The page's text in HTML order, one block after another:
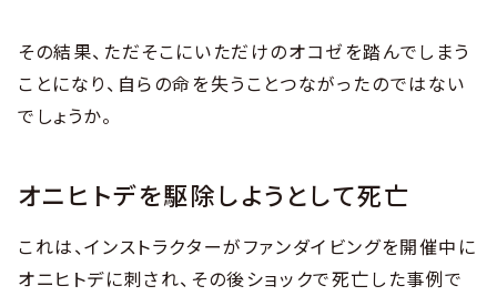
その結果、ただそこにいただけのオコゼを踏んでしまう
ことになり、自らの命を失うことつながったのではない
でしょうか。
オニヒトデを駆除しようとして死亡
これは、インストラクターがファンダイビングを開催中に
オニヒトデに刺され、その後ショックで死亡した事例で